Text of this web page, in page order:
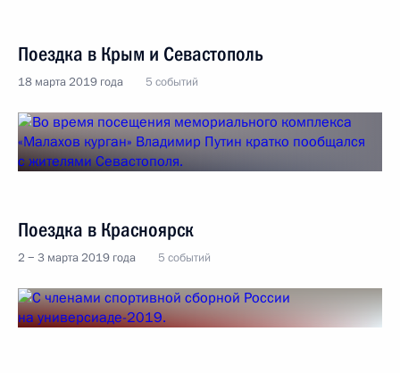
Поездка в Крым и Севастополь
18 марта 2019 года 5 событий
Поездка в Красноярск
2 − 3 марта 2019 года 5 событий